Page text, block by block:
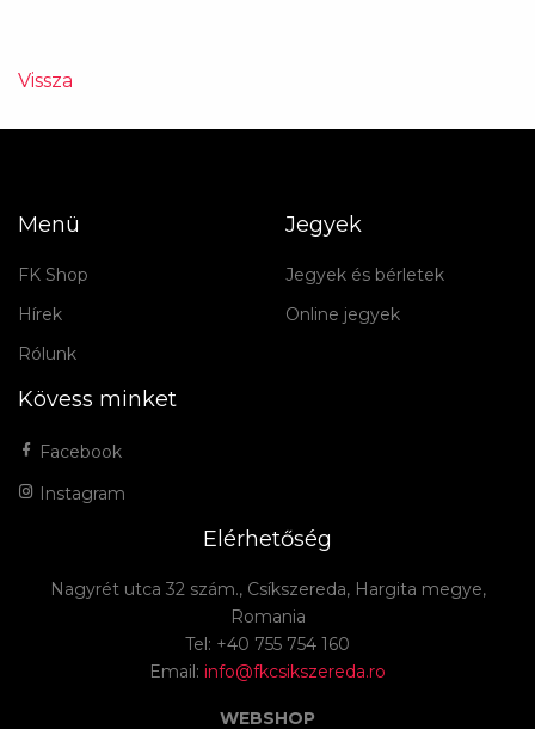
Vissza
Menü
FK Shop
Hírek
Rólunk
Jegyek
Jegyek és bérletek
Online jegyek
Kövess minket
Facebook
Instagram
Elérhetőség
Nagyrét utca 32 szám., Csíkszereda, Hargita megye,
Romania
Tel: +40 755 754 160
Email: info@fkcsikszereda.ro
WEBSHOP